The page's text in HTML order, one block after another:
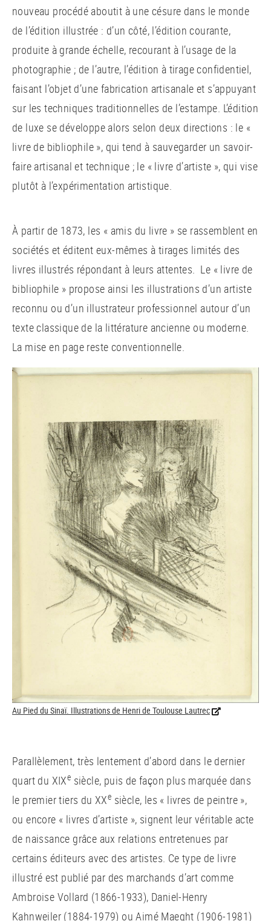
nouveau procédé aboutit à une césure dans le monde
de l’édition illustrée : d’un côté, l’édition courante,
produite à grande échelle, recourant à l’usage de la
photographie ; de l’autre, l’édition à tirage confidentiel,
faisant l’objet d’une fabrication artisanale et s’appuyant
sur les techniques traditionnelles de l’estampe. L’édition
de luxe se développe alors selon deux directions : le «
livre de bibliophile », qui tend à sauvegarder un savoir-
faire artisanal et technique ; le « livre d’artiste », qui vise
plutôt à l’expérimentation artistique.
À partir de 1873, les « amis du livre » se rassemblent en
sociétés et éditent eux-mêmes à tirages limités des
livres illustrés répondant à leurs attentes. Le « livre de
bibliophile » propose ainsi les illustrations d’un artiste
reconnu ou d’un illustrateur professionnel autour d’un
texte classique de la littérature ancienne ou moderne.
La mise en page reste conventionnelle.
Au Pied du Sinaï. Illustrations de Henri de Toulouse Lautrec
Parallèlement, très lentement d’abord dans le dernier
quart du XIXe siècle, puis de façon plus marquée dans
le premier tiers du XXe siècle, les « livres de peintre »,
ou encore « livres d’artiste », signent leur véritable acte
de naissance grâce aux relations entretenues par
certains éditeurs avec des artistes. Ce type de livre
illustré est publié par des marchands d’art comme
Ambroise Vollard (1866-1933), Daniel-Henry
Kahnweiler (1884-1979) ou Aimé Maeght (1906-1981)